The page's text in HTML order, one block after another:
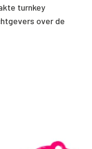
turnkey
over de